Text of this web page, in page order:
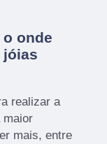
onde
jóias
realizar a
maior
mais, entre